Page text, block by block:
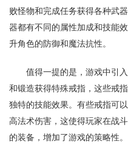
败怪物和完成任务获得各种武
器都有不同的属性加成和技能
升角色的防御和魔法抗性。
值得一提的是，游戏中引
和锻造获得特殊戒指，这些戒
独特的技能效果。有些戒指可
高法术伤害，这使得玩家在战
的装备，增加了游戏的策略性。